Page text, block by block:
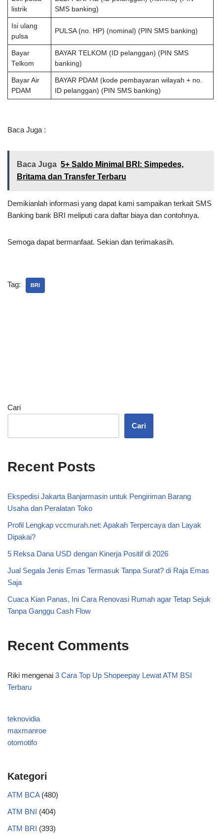
listrik
SMS banking)
Isi ulang
pulsa
PULSA (no. HP) (nominal) (PIN SMS banking)
Bayar
Telkom
BAYAR TELKOM (ID pelanggan) (PIN SMS
banking)
Bayar Air
PDAM
BAYAR PDAM (kode pembayaran wilayah + no.
ID pelanggan) (PIN SMS banking)
Baca Juga :
Baca Juga 5+ Saldo Minimal BRI: Simpedes,
Britama dan Transfer Terbaru
Demikianlah informasi yang dapat kami sampaikan terkait SMS
Banking bank BRI meliputi cara daftar biaya dan contohnya.
Semoga dapat bermanfaat. Sekian dan terimakasih.
Tag: BRI
Cari
Cari
Recent Posts
Ekspedisi Jakarta Banjarmasin untuk Pengiriman Barang
Usaha dan Peralatan Toko
Profil Lengkap vccmurah.net: Apakah Terpercaya dan Layak
Dipakai?
5 Reksa Dana USD dengan Kinerja Positif di 2026
Jual Segala Jenis Emas Termasuk Tanpa Surat? di Raja Emas
Saja
Cuaca Kian Panas, Ini Cara Renovasi Rumah agar Tetap Sejuk
Tanpa Ganggu Cash Flow
Recent Comments
Riki mengenai 3 Cara Top Up Shopeepay Lewat ATM BSI
Terbaru
teknovidia
maxmanroe
otomotifo
Kategori
ATM BCA(480)
ATM BNI (404)
ATM BRI (393)